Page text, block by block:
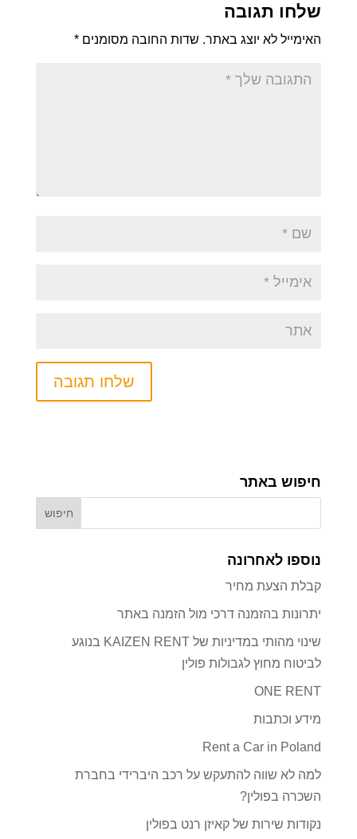
שלחו תגובה
האימייל לא יוצג באתר. שדות החובה מסומנים *
חיפוש באתר
נוספו לאחרונה
קבלת הצעת מחיר
יתרונות בהזמנה דרכי מול הזמנה באתר
שינוי מהותי במדיניות של KAIZEN RENT בנוגע
לביטוח מחוץ לגבולות פולין
ONE RENT
מידע וכתבות
Rent a Car in Poland
למה לא שווה להתעקש על רכב היברידי בחברת
השכרה בפולין?
נקודות שירות של קאיזן רנט בפולין